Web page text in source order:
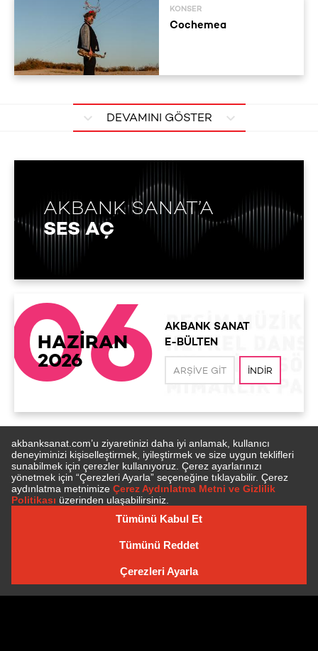
KONSER
Cochemea
DEVAMINI GÖSTER
AKBANK SANAT’A
SES AÇ
06
HAZİRAN
2026
AKBANK SANAT
E-BÜLTEN
ARŞIVE GIT İNDIR